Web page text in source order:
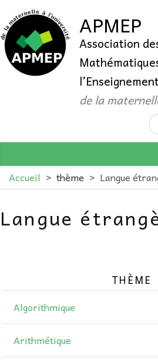
APMEP
Association
de la
QUI SOMMES-NOUS ?
LIBRAIRIE
Accueil > thème > Langue
Langue
thème
Algorithmique
Arithmétique